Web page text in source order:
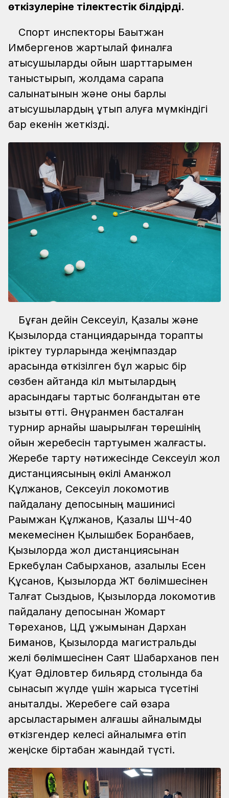
өткізулеріне тілектестік білдірді.
Спорт инспекторы Бақытжан
Имбергенов жартылай финалға
қатысушыларды ойын шарттарымен
таныстырып, жолдама сарапқа
салынатынын және оны барлық
қатысушылардың ұтып алуға мүмкіндігі
бар екенін жеткізді.
Бұған дейін Сексеуіл, Қазалы және
Қызылорда станциядарында тораптық
іріктеу турларында жеңімпаздар
арасында өткізілген бұл жарыс бір
сөзбен айтқанда кіл мықтылардың
арасындағы тартыс болғандықтан өте
қызықты өтті. Әнұранмен басталған
турнир арнайы шақырылған төрешінің
ойын жеребесін тартуымен жалғасты.
Жеребе тарту нәтижесінде Сексеуіл жол
дистанциясының өкілі Аманжол
Құлжанов, Сексеуіл локомотив
пайдалану депосының машинисі
Рақымжан Құлжанов, Қазалы ШЧ-40
мекемесінен Қылышбек Боранбаев,
Қызылорда жол дистанциясынан
Еркебұлан Сабырханов, қазалылық Есен
Құсанов, Қызылорда ЖТ бөлімшесінен
Талғат Сыздықов, Қызылорда локомотив
пайдалану депосынан Жомарт
Төреханов, ЦД ұжымынан Дархан
Биманов, Қызылорда магистральдық
желі бөлімшесінен Саят Шабарханов пен
Қуат Әділовтер бильярд столында бақ
сынасып жүлде үшін жарысқа түсетіні
анықталды. Жеребеге сай өзара
қарсыластарымен алғашқы айналымды
өткізгендер келесі айналымға өтіп
жеңіске біртабан жақындай түсті.